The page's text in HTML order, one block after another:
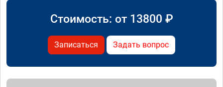
Стоимость: от 13800 ₽
Записаться Задать вопрос